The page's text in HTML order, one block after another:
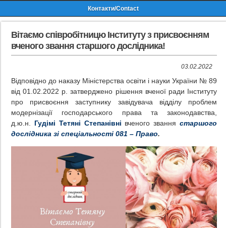
Контакти/Contact
Вітаємо співробітницю Інституту з присвоєнням
вченого звання старшого дослідника!
03.02.2022
Відповідно до наказу Міністерства освіти і науки України № 89
від 01.02.2022 р. затверджено рішення вченої ради Інституту
про присвоєння заступнику завідувача відділу проблем
модернізації господарського права та законодавства,
д.ю.н. Гудімі Тетяні Степанівні вченого званнястаршого
дослідника зі спеціальності 081 – Право.